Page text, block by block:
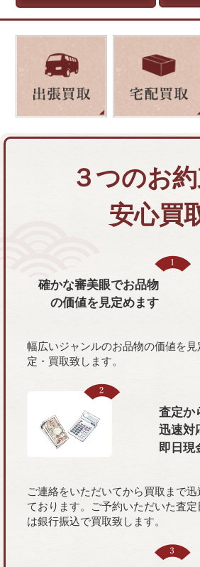
３つのお
安心買
確かな審美眼でお品物
の価値を 見定めます
幅広いジャンルのお品物の価値を
定・買取致します。
査定か
迅速対
即日現
ご連絡をいただいてから買取まで
ております。ご予約いただいた査定
は銀行振込で買取致します。